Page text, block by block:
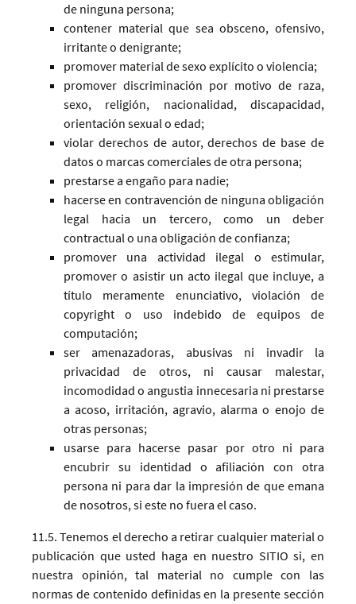
de ninguna persona;
contener material que sea obsceno, ofensivo,
irritante o denigrante;
promover material de sexo explícito o violencia;
promover discriminación por motivo de raza,
sexo, religión, nacionalidad, discapacidad,
orientación sexual o edad;
violar derechos de autor, derechos de base de
datos o marcas comerciales de otra persona;
prestarse a engaño para nadie;
hacerse en contravención de ninguna obligación
legal hacia un tercero, como un deber
contractual o una obligación de confianza;
promover una actividad ilegal o estimular,
promover o asistir un acto ilegal que incluye, a
título meramente enunciativo, violación de
copyright o uso indebido de equipos de
computación;
ser amenazadoras, abusivas ni invadir la
privacidad de otros, ni causar malestar,
incomodidad o angustia innecesaria ni prestarse
a acoso, irritación, agravio, alarma o enojo de
otras personas;
usarse para hacerse pasar por otro ni para
encubrir su identidad o afiliación con otra
persona ni para dar la impresión de que emana
de nosotros, si este no fuera el caso.
11.5. Tenemos el derecho a retirar cualquier material o
publicación que usted haga en nuestro SITIO si, en
nuestra opinión, tal material no cumple con las
normas de contenido definidas en la presente sección